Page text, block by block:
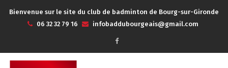
Bienvenue sur le site du club de badminton de Bourg-sur-Gironde
06 32 32 79 16
infobaddubourgeais@gmail.com